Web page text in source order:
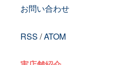
お問い合わせ
RSS /ATOM